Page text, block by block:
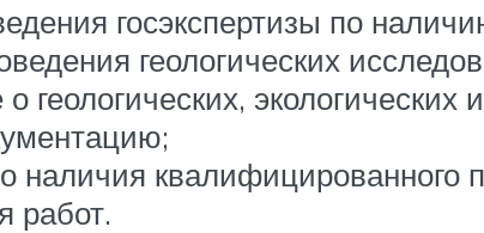
госэкспертизы по
геологических
геологических, экологических
наличия
работ.